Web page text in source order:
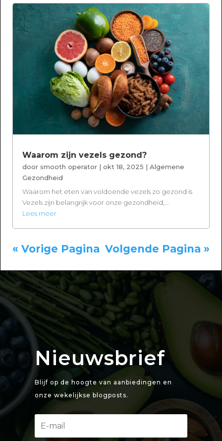
Waarom zijn vezels gezond?
door smooth operator |okt 18, 2025 |Algemene
Gezondheid
Waarom het eten van voldoende vezels zo gezond is
Vezels zijn belangrijk voor onze gezondheid,...
Lees meer
« Vorige Pagina Volgende Pagina »
Nieuwsbrief
Blijf op de hoogte van aanbiedingen en
onze wekelijkse blogposts.